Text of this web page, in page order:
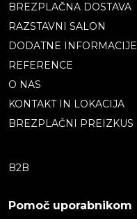
BREZPLAČNA DOSTAVA
RAZSTAVNI SALON
DODATNE INFORMACIJE
REFERENCE
O NAS
KONTAKT IN LOKACIJA
BREZPLAČNI PREIZKUS
B2B
Pomoč uporabnikom